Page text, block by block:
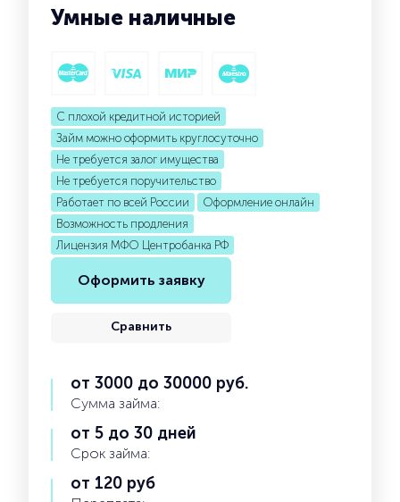
Умные наличные
С плохой кредитной историей
Займ можно оформить круглосуточно
Не требуется залог имущества
Не требуется поручительство
Работает по всей России
Оформление онлайн
Возможность продления
Лицензия МФО Центробанка РФ
Оформить заявку
Сравнить
от 3000 до 30000 руб.
Сумма займа:
от 5 до 30 дней
Срок займа:
от 120 руб